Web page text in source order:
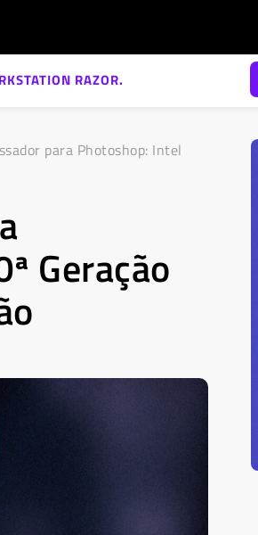
RAZOR.
para Photoshop: Intel
Geração